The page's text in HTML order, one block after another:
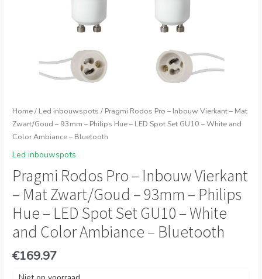
Home/ Led inbouwspots / Pragmi Rodos Pro – Inbouw Vierkant – Mat
Zwart/Goud – 93mm – Philips Hue – LED Spot Set GU10 – White and
Color Ambiance – Bluetooth
Led inbouwspots
Pragmi Rodos Pro – Inbouw Vierkant
– Mat Zwart/Goud – 93mm – Philips
Hue – LED Spot Set GU10 – White
and Color Ambiance – Bluetooth
€169.97